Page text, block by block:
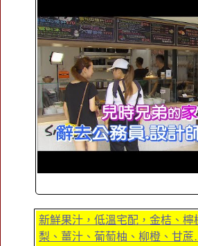
新鮮果汁，低溫宅配，金桔、檸
梨、薑汁、葡萄柚、柳橙、甘